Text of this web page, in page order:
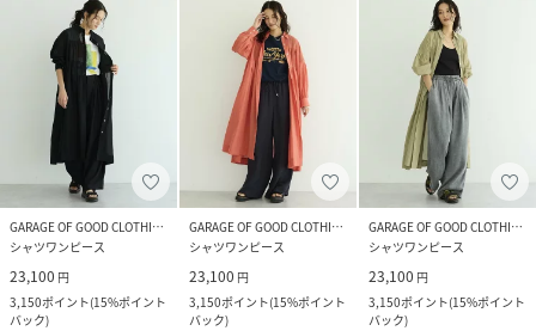
GARAGE OF GOOD CLOTHING
シャツワンピース
23,100 円
3,150ポイント(15%ポイント
バック)
GARAGE OF GOOD CLOTHING
シャツワンピース
23,100 円
3,150ポイント(15%ポイント
バック)
GARAGE OF GOOD CLOTHING
シャツワンピース
23,100 円
3,150ポイント(15%ポイント
バック)